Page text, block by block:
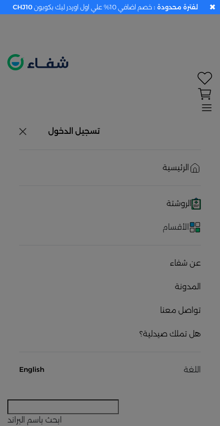
تسجيل الدخول
الرئيسية
الروشتة
الأقسام
عن شفاء
المدونة
تواصل معنا
هل تملك صيدلية؟
اللغة English
ابحث باسم البراند
لفترة محدودة : خصم اضافي 10% علي اول اوردر ليك بكوبون CHJ10 ✖